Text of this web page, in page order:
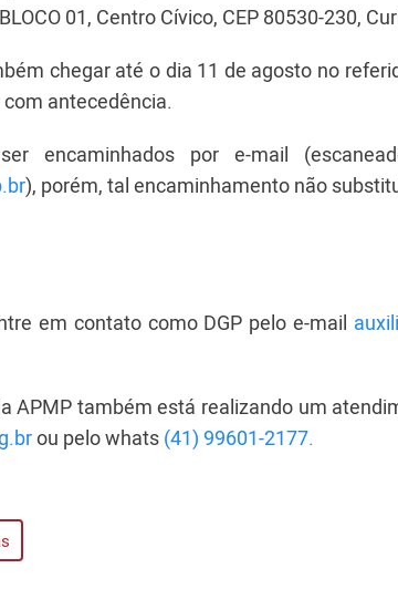
01, Centro Cívico, CEP 80530-230,
chegar até o dia 11 de agosto no
antecedência.
encaminhados por e-mail
), porém, tal encaminhamento não
em contato como DGP pelo e-mail
APMP também está realizando um
ou pelo whats (41) 99601-2177.